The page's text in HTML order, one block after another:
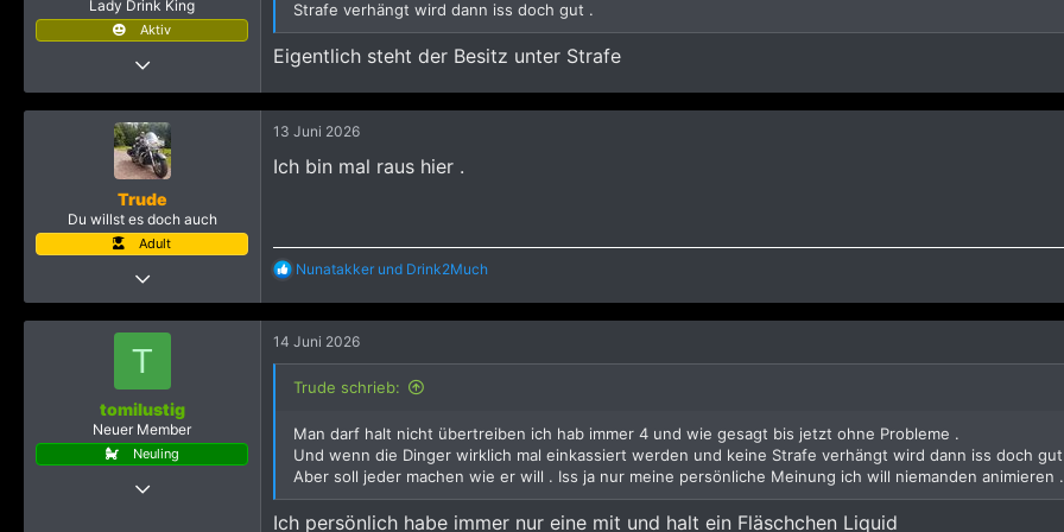
Lady Drink King
Aktiv
4 November 2023
Strafe verhängt wird dann iss doch gut .
Eigentlich steht der Besitz unter Strafe
Trude
Du willst es doch auch
Adult
12 Oktober 2012
2.677
13 Juni 2026
Ich bin mal raus hier .
R
a
k
t
i
o
n
:
Nunatakker und Drink2Much
T
tomilustig
Neuer Member
Neuling
14 Juni 2026
Trude schrieb:
Man darf halt nicht übertreiben ich hab immer 4 und wie gesagt bis jetzt ohne Probleme .
Und wenn die Dinger wirklich mal einkassiert werden und keine Strafe verhängt wird dann iss doch
Aber soll jeder machen wie er will . Iss ja nur meine persönliche Meinung ich will niemanden animieren .
Ich persönlich habe immer nur eine mit und halt ein Fläschchen Liquid